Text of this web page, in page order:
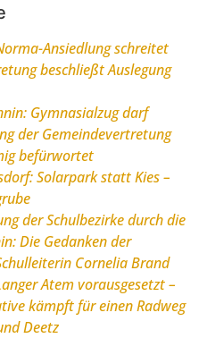
Ansiedlung schreitet
beschließt Auslegung
Gymnasialzug darf
der Gemeindevertretung
befürwortet
Solarpark statt Kies –
der Schulbezirke durch die
Die Gedanken der
Cornelia Brand
Atem vorausgesetzt –
kämpft für einen Radweg
Deetz